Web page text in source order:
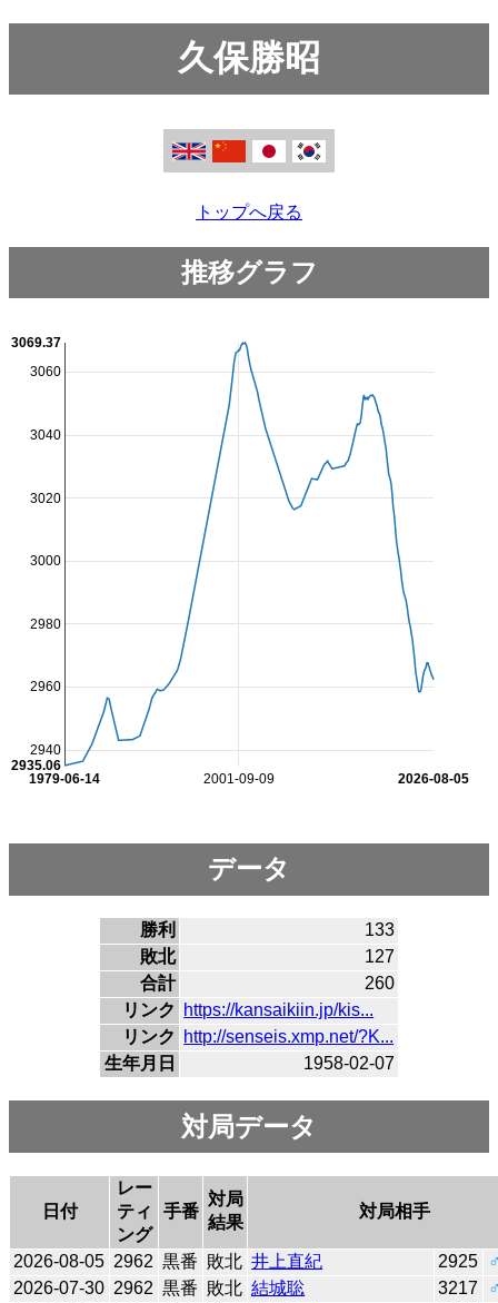
久保勝昭
トップへ戻る
推移グラフ
2001-09-09
1979-06-14 2026-08-05
2940
2960
2980
3000
3020
3040
3060
2935.06
3069.37
データ
勝利
133
敗北
127
合計
260
リンク
https://kansaikiin.jp/kis...
リンク
http://senseis.xmp.net/?K...
生年月日
1958-02-07
対局データ
日付
レー
ティ
ング
手番
対局
結果
対局相手
2026-08-05 2962 黒番 敗北 井上直紀 2925
2026-07-30 2962 黒番 敗北 結城聡 3217